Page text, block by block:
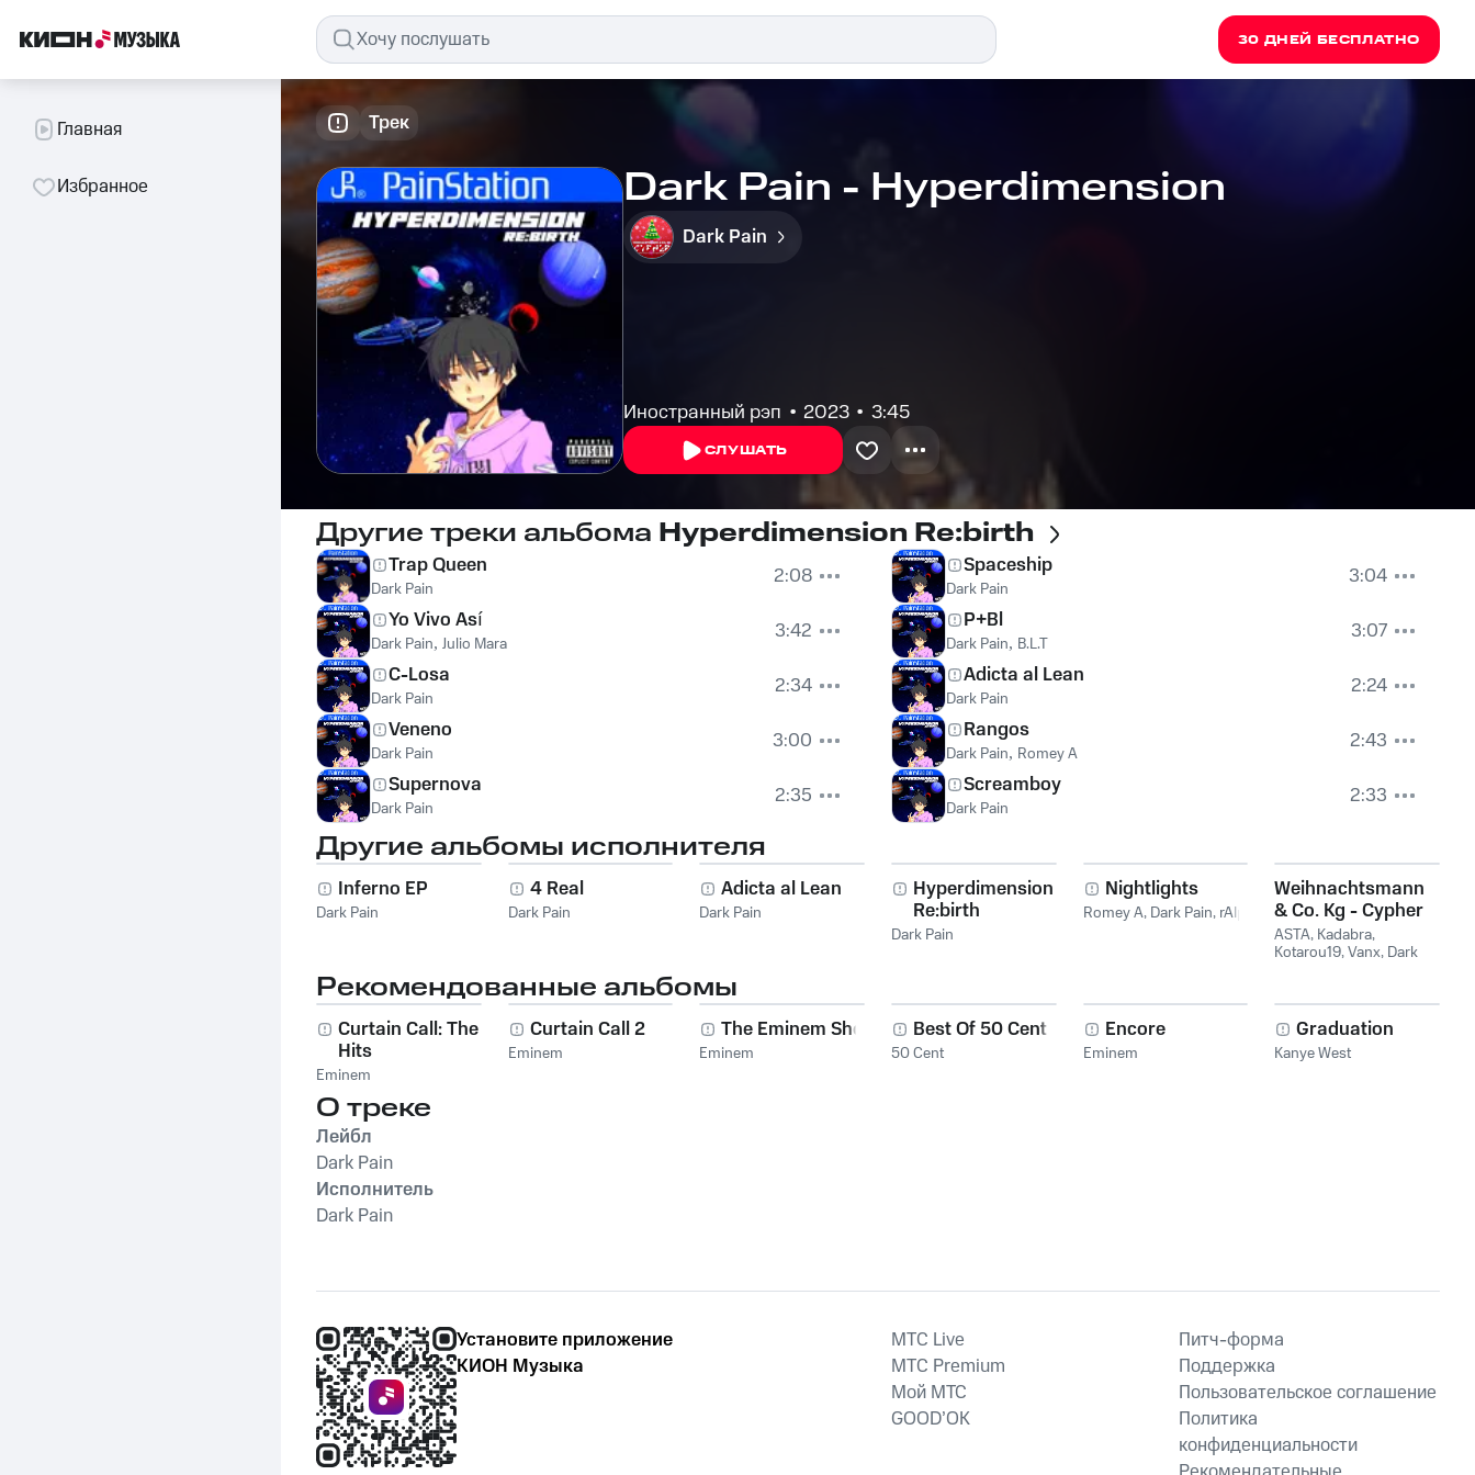
30 ДНЕЙ БЕСПЛАТНО
Главная
Избранное
Трек
Dark Pain - Hyperdimension
Dark Pain
Иностранный рэп 2023 3:45
СЛУШАТЬ
Другие треки альбома Hyperdimension Re:birth
Trap Queen
Dark Pain
2:08
Yo Vivo Así
Dark Pain, Julio Mara
3:42
C-Losa
Dark Pain
2:34
Veneno
Dark Pain
3:00
Supernova
Dark Pain 2:35
Spaceship
Dark Pain
3:04
P+Bl
Dark Pain, B.L.T
3:07
Adicta al Lean
Dark Pain
2:24
Rangos
Dark Pain, Romey A
2:43
Screamboy
Dark Pain 2:33
Другие альбомы исполнителя
Inferno EP
Dark Pain
4 Real
Dark Pain
Adicta al Lean
Dark Pain
Hyperdimension
Re:birth
Dark Pain
Nightlights
Romey A, Dark Pain, rAIp
Weihnachtsmann
& Co. Kg - Cypher
ASTA, Kadabra,
Kotarou19,Vanx, Dark
Рекомендованные альбомы
Curtain Call: The
Hits
Eminem
Curtain Call 2
Eminem
The Eminem Show
Eminem
Best Of 50 Cent
50 Cent
Encore
Eminem
Graduation
Kanye West
О треке
Лейбл
Dark Pain
Исполнитель
Dark Pain
Установите приложение
КИОН Музыка
MTС Live
MTС Premium
Мой МТС
GOOD’OK
Питч-форма
Поддержка
Пользовательское соглашение
Политика
конфиденциальности